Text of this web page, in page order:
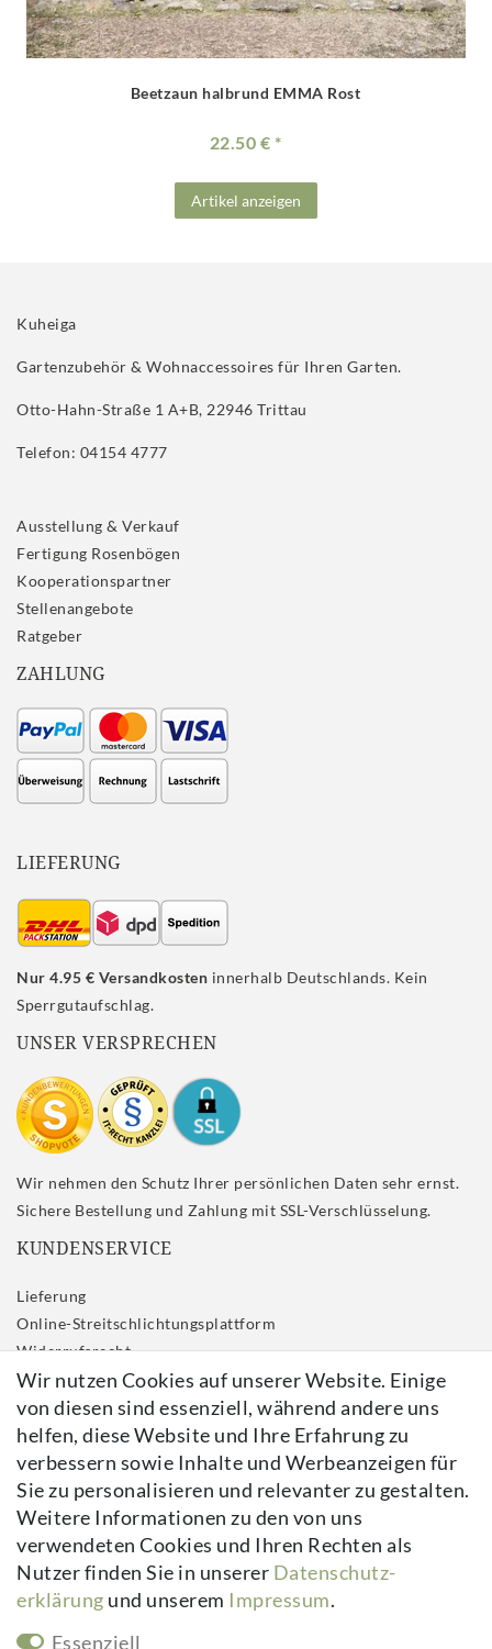
Beetzaun halbrund EMMA Rost
22.50 €
Artikel anzeigen
Kuheiga
Gartenzubehör & Wohnaccessoires für Ihren Garten.
Otto-Hahn-Straße 1 A+B, 22946 Trittau
Telefon: 04154 4777
Ausstellung & Verkauf
Fertigung Rosenbögen
Kooperationspartner
Stellenangebote
Ratgeber
ZAHLUNG
LIEFERUNG
Nur 4.95 € Versandkosten innerhalb Deutschlands. Kein
Sperrgutaufschlag.
UNSER VERSPRECHEN
Wir nehmen den Schutz Ihrer persönlichen Daten sehr ernst.
Sichere Bestellung und Zahlung mit SSL-Verschlüsselung.
KUNDENSERVICE
Lieferung
Online-Streitschlichtungsplattform
Widerrufs­recht
Impressum
Daten­schutz­erklärung
AGB
Kontakt
Vertrag widerrufen
Newsletter
E-MAIL **
Newsletter
Wir nutzen Cookies auf unserer Website. Einige
von diesen sind essenziell, während andere uns
helfen, diese Website und Ihre Erfahrung zu
verbessern sowie Inhalte und Werbeanzeigen für
Sie zu personalisieren und relevanter zu gestalten.
Weitere Informationen zu den von uns
verwendeten Cookies und Ihren Rechten als
Nutzer finden Sie in unserer Daten­schutz­
erklärung und unserem Impressum.
Essenziell